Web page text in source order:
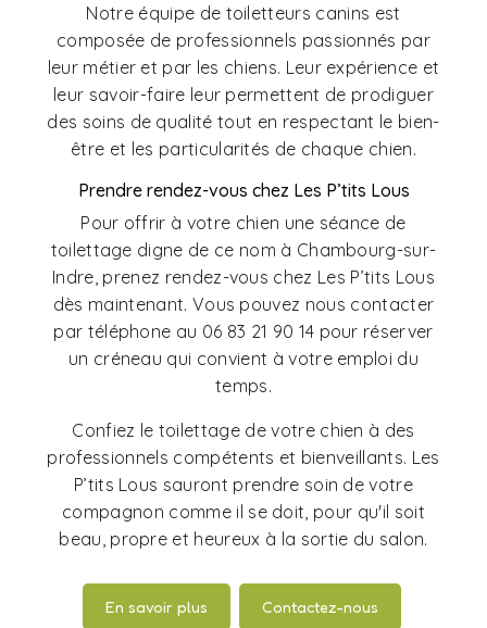
Notre équipe de toiletteurs canins est
composée de professionnels passionnés par
leur métier et par les chiens. Leur expérience et
leur savoir-faire leur permettent de prodiguer
des soins de qualité tout en respectant le bien-
être et les particularités de chaque chien.
Prendre rendez-vous chez Les P’tits Lous
Pour offrir à votre chien une séance de
toilettage digne de ce nom à Chambourg-sur-
Indre, prenez rendez-vous chez Les P’tits Lous
dès maintenant. Vous pouvez nous contacter
par téléphone au 06 83 21 90 14 pour réserver
un créneau qui convient à votre emploi du
temps.
Confiez le toilettage de votre chien à des
professionnels compétents et bienveillants. Les
P’tits Lous sauront prendre soin de votre
compagnon comme il se doit, pour qu'il soit
beau, propre et heureux à la sortie du salon.
En savoir plus Contactez-nous